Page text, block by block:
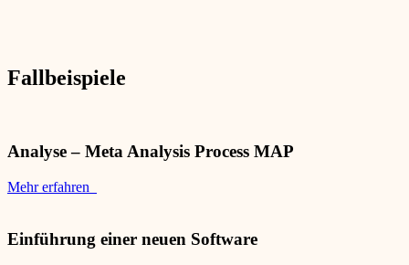
Fallbeispiele
Analyse – Meta Analysis Process MAP
Mehr erfahren
Einführung einer neuen Software